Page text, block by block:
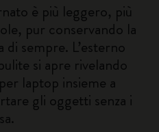
è più leggero, più
pur conservando la
di sempre. L’esterno
si apre rivelando
laptop insieme a
gli oggetti senza i